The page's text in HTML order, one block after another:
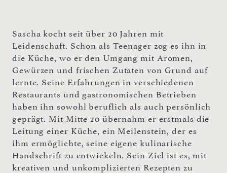
Sascha kocht seit über 20 Jahren mit
Leidenschaft. Schon als Teenager zog es ihn in
die Küche, wo er den Umgang mit Aromen,
Gewürzen und frischen Zutaten von Grund auf
lernte. Seine Erfahrungen in verschiedenen
Restaurants und gastronomischen Betrieben
haben ihn sowohl beruflich als auch persönlich
geprägt. Mit Mitte 20 übernahm er erstmals die
Leitung einer Küche, ein Meilenstein, der es
ihm ermöglichte, seine eigene kulinarische
Handschrift zu entwickeln. Sein Ziel ist es, mit
kreativen und unkomplizierten Rezepten zu